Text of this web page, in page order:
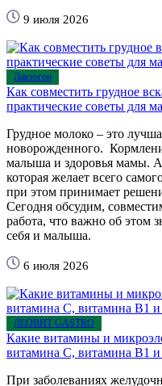
9 июля 2026
Лактогон
Как совместить грудное
практические советы для
Грудное молоко – это
новорожденного.
малыша и здоровья мамы. А
которая желает всего
при этом принимает
Сегодня обсудим,
работа, что важно об этом
себя и малыша.
6 июля 2026
ЛЕОВИТ GASTRO
Какие витамины и
витамина С, витамина B1
При заболеваниях